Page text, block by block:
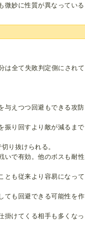
微妙に性質が異なっている
は全て失敗判定側にされて
与えつつ回避もできる攻防
振り回すより敵が減るまで
り抜けられる。
いで有効。他のボスも耐性
とも従来より容易になって
ても回避できる可能性を作
掛けてくる相手も多くなっ